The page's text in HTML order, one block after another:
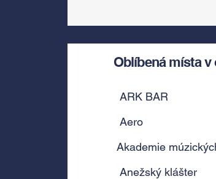
Oblíbená místa v
ARK BAR
Aero
Akademie
Anežský klášter